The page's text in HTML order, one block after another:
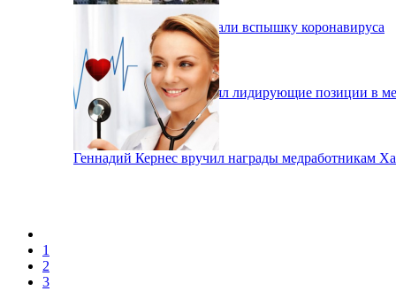
В Харькове зафиксировали вспышку коронавируса
Аэропорт Харькова занял лидирующие позиции в
Геннадий Кернес вручил награды медработникам
1
2
3